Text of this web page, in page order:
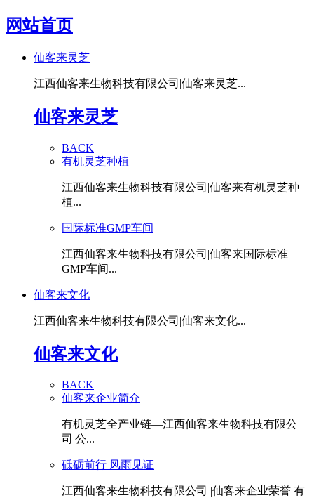
网站首页
仙客来灵芝
江西仙客来生物科技有限公司|仙客来灵芝...
仙客来灵芝
BACK
有机灵芝种植
江西仙客来生物科技有限公司|仙客来有机灵芝种
植...
国际标准GMP车间
江西仙客来生物科技有限公司|仙客来国际标准
GMP车间...
仙客来文化
江西仙客来生物科技有限公司|仙客来文化...
仙客来文化
BACK
仙客来企业简介
有机灵芝全产业链—江西仙客来生物科技有限公
司|公...
砥砺前行 风雨见证
江西仙客来生物科技有限公司 |仙客来企业荣誉 有